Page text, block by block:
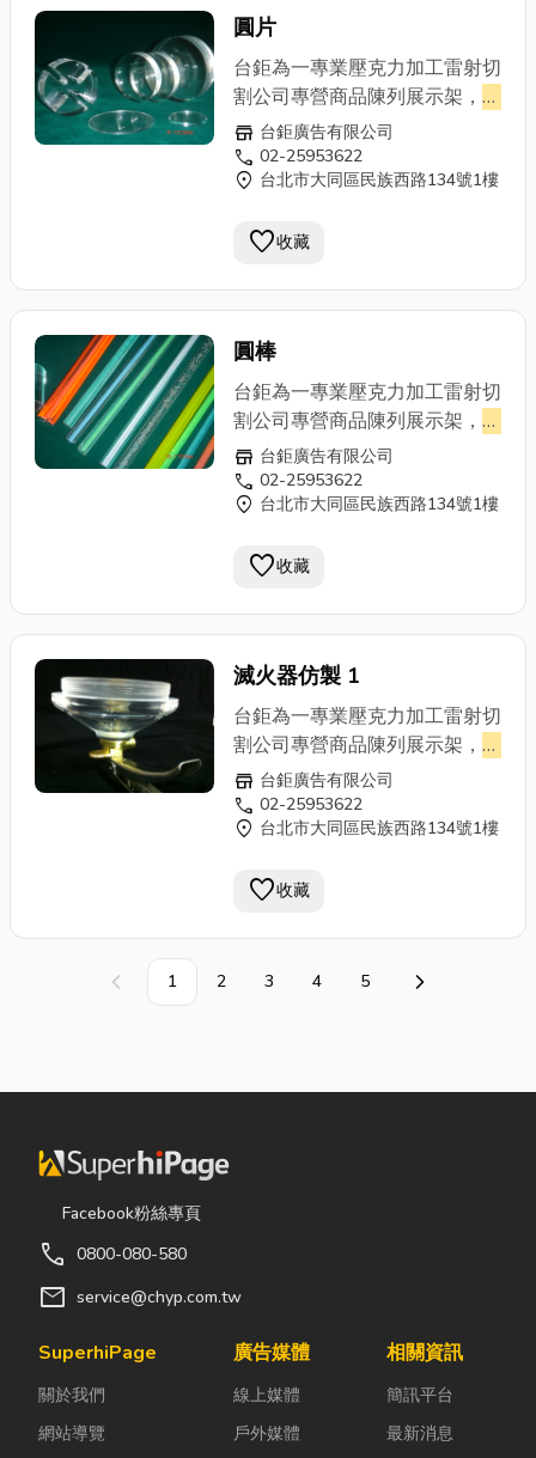
力雷射,
克力切割,壓克力DM架,壓克力
名片盒…等各種壓克力製品,另有
專業立體雕刻,雷射切割,歡迎蒞
臨指教。
圓片
台鉅為一專業壓克力加工雷射切
割公司專營商品陳列展示架， 壓
克力盒、罩、管、棒，室內燈
箱，雷射切割成形、壓克力網版
印刷，壓克力相關產品,壓克力
雕刻,台北壓克力,壓克力製品,台
訂製,壓克力製品,壓克力加工,壓
力雷射,
克力切割,壓克力DM架,壓克力
名片盒…等各種壓克力製品,另有
專業立體雕刻,雷射切割,歡迎蒞
臨指教。
store 台鉅廣告有限公司
call 02-25953622
location_on 台北市大同區民族西路134號1樓
favorite收藏
圓棒
台鉅為一專業壓克力加工雷射切
割公司專營商品陳列展示架， 壓
克力盒、罩、管、棒，室內燈
箱，雷射切割成形、壓克力網版
印刷，壓克力相關產品,壓克力
雕刻,台北壓克力,壓克力製品,台
訂製,壓克力製品,壓克力加工,壓
力雷射,壓克力盒
克力切割,壓克力DM架,壓克力
名片盒…等各種壓克力製品,另有
專業立體雕刻,雷射切割,歡迎蒞
臨指教。
store 台鉅廣告有限公司
call 02-25953622
location_on 台北市大同區民族西路134號1樓
favorite收藏
滅火器仿製 1
台鉅為一專業壓克力加工雷射切
割公司專營商品陳列展示架， 壓
克力盒、罩、管、棒，室內燈
箱，雷射切割成形、壓克力網版
印刷，壓克力相關產品,壓克力
雕刻,台北壓克力,壓克力製品,台
訂製,壓克力製品,壓克力加工,壓
克力展示架,壓克力陳列架,壓克
專業立體雕刻,雷射切割,歡迎蒞
store 台鉅廣告有限公司
call 02-25953622
location_on 台北市大同區民族西路134號1樓
favorite收藏
上一頁 1 2 3 4 5 下一頁
Facebook粉絲專頁
call 0800-080-580
mail service@chyp.com.tw
SuperhiPage
關於我們
網站導覽
廣告媒體
線上媒體
戶外媒體
相關資訊
簡訊平台
最新消息